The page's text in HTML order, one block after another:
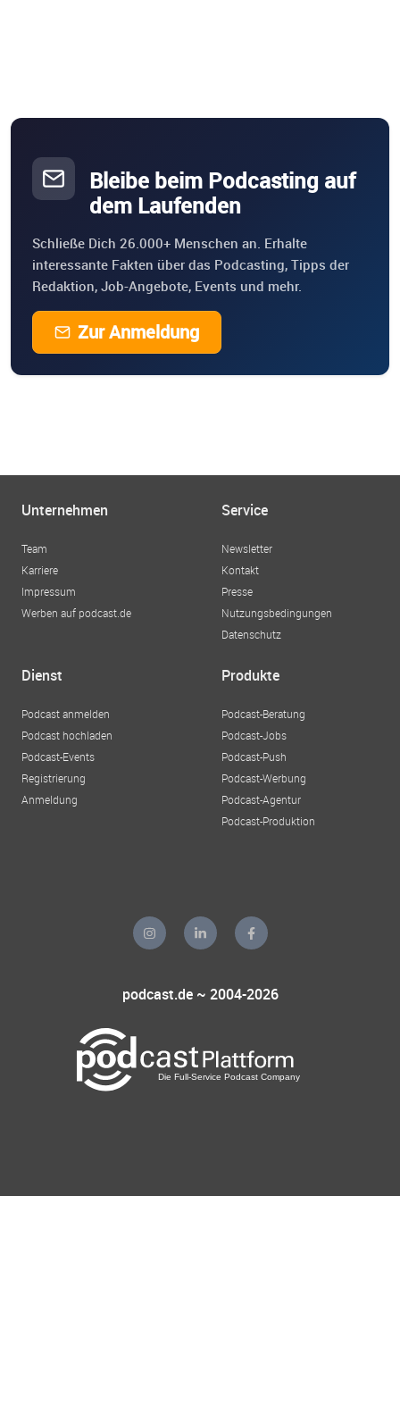
Bleibe beim Podcasting auf
dem Laufenden
Schließe Dich 26.000+ Menschen an. Erhalte
interessante Fakten über das Podcasting, Tipps der
Redaktion, Job-Angebote, Events und mehr.
Zur Anmeldung
Unternehmen
Team
Karriere
Impressum
Werben auf podcast.de
Service
Newsletter
Kontakt
Presse
Nutzungsbedingungen
Datenschutz
Dienst
Podcast anmelden
Podcast hochladen
Podcast-Events
Registrierung
Anmeldung
Produkte
Podcast-Beratung
Podcast-Jobs
Podcast-Push
Podcast-Werbung
Podcast-Agentur
Podcast-Produktion
podcast.de ~ 2004-2026